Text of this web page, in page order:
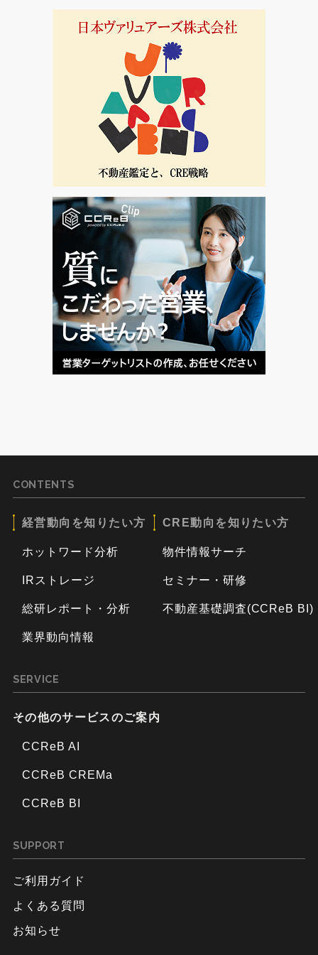
CONTENTS
経営動向を知りたい方
ホットワード分析
IRストレージ
総研レポート・分析
業界動向情報
CRE動向を知りたい方
物件情報サーチ
セミナー・研修
不動産基礎調査(CCReB BI)
SERVICE
その他のサービスのご案内
CCReB AI
CCReB CREMa
CCReB BI
SUPPORT
ご利用ガイド
よくある質問
お知らせ